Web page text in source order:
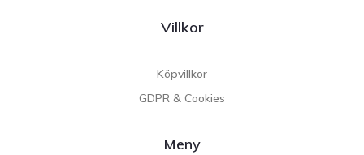
Villkor
Köpvillkor
GDPR & Cookies
Meny